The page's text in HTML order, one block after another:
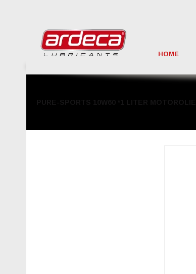
HOME